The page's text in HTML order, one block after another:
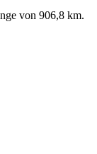
von 906,8 km.